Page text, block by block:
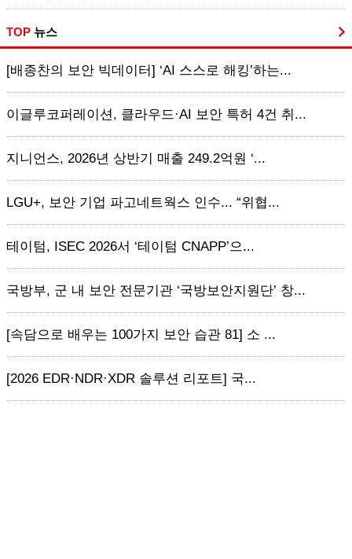
TOP 뉴스
[배종찬의 보안 빅데이터] ‘AI 스스로 해킹’하는...
이글루코퍼레이션, 클라우드·AI 보안 특허 4건 취...
지니언스, 2026년 상반기 매출 249.2억원 ‘...
LGU+, 보안 기업 파고네트웍스 인수... “위협...
테이텀, ISEC 2026서 ‘테이텀 CNAPP’으...
국방부, 군 내 보안 전문기관 ‘국방보안지원단’ 창...
[속담으로 배우는 100가지 보안 습관 81] 소 ...
[2026 EDR·NDR·XDR 솔루션 리포트] 국...